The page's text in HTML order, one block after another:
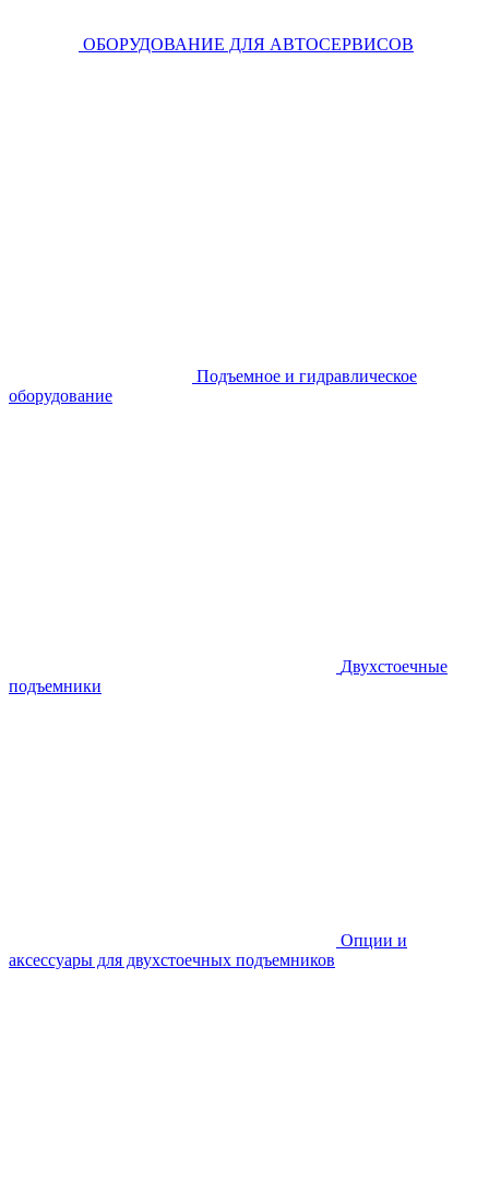
ОБОРУДОВАНИЕ ДЛЯ АВТОСЕРВИСОВ
Подъемное и гидравлическое
оборудование
Двухстоечные
подъемники
Опции и
аксессуары для двухстоечных подъемников